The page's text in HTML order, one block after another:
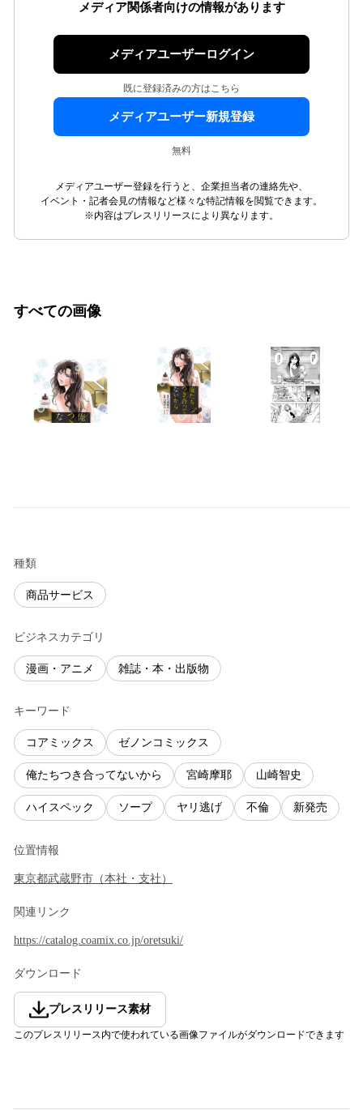
メディア関係者向けの情報があります
メディアユーザーログイン
既に登録済みの方はこちら
メディアユーザー新規登録
無料
メディアユーザー登録を行うと、企業担当者の連絡先や、
イベント・記者会見の情報など様々な特記情報を閲覧できます。
※内容はプレスリリースにより異なります。
すべての画像
種類
商品サービス
ビジネスカテゴリ
漫画・アニメ 雑誌・本・出版物
キーワード
コアミックス ゼノンコミックス
俺たちつき合ってないから 宮崎摩耶 山崎智史
ハイスペック ソープ ヤリ逃げ 不倫 新発売
位置情報
東京都武蔵野市 （本社・支社 ）
関連リンク
https://catalog.coamix.co.jp/oretsuki/
ダウンロード
プレスリリース素材
このプレスリリース内で使われている画像ファイルがダウンロードできます